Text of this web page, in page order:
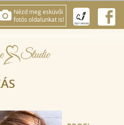
Nézd meg esküvői
fotós oldalunkat is!